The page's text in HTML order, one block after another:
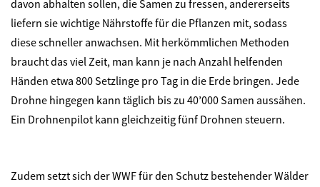
davon abhalten sollen, die Samen zu fressen, andererseits
liefern sie wichtige Nährstoffe für die Pflanzen mit, sodass
diese schneller anwachsen. Mit herkömmlichen Methoden
braucht das viel Zeit, man kann je nach Anzahl helfenden
Händen etwa 800 Setzlinge pro Tag in die Erde bringen. Jede
Drohne hingegen kann täglich bis zu 40’000 Samen aussähen.
Ein Drohnenpilot kann gleichzeitig fünf Drohnen steuern.
Zudem setzt sich der WWF für den Schutz bestehender Wälder